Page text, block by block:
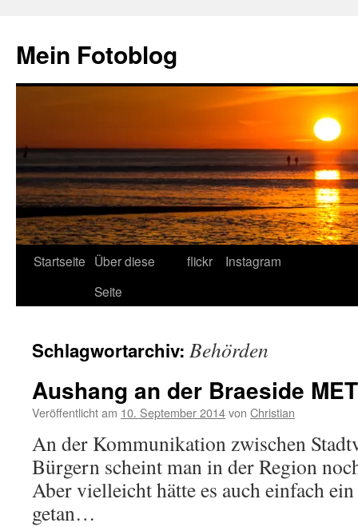
springen
Mein Fotoblog
Startseite Über diese
Seite
flickr Instagram
Schlagwortarchiv: Behörden
Aushang an der Braeside
Veröffentlicht am 10. September 2014von Christian
An der Kommunikation zwischen
Bürgern scheint man in der Region
Aber vielleicht hätte es auch einfach
getan…